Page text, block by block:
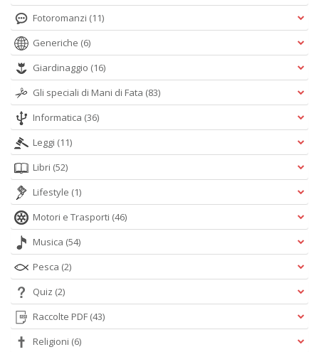
Fotoromanzi (11)
Generiche (6)
Giardinaggio (16)
Gli speciali di Mani di Fata (83)
Informatica (36)
Leggi (11)
Libri (52)
Lifestyle (1)
Motori e Trasporti (46)
Musica (54)
Pesca (2)
Quiz (2)
Raccolte PDF (43)
Religioni (6)